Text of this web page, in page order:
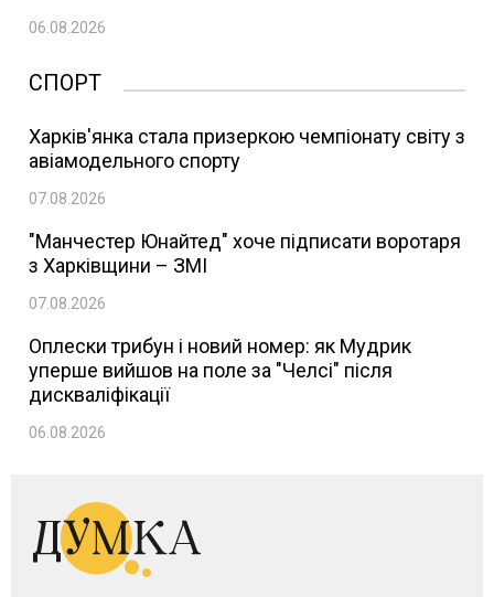
06.08.2026
СПОРТ
Харків'янка стала призеркою чемпіонату світу з
авіамодельного спорту
07.08.2026
"Манчестер Юнайтед" хоче підписати воротаря
з Харківщини – ЗМІ
07.08.2026
Оплески трибун і новий номер: як Мудрик
уперше вийшов на поле за "Челсі" після
дискваліфікації
06.08.2026